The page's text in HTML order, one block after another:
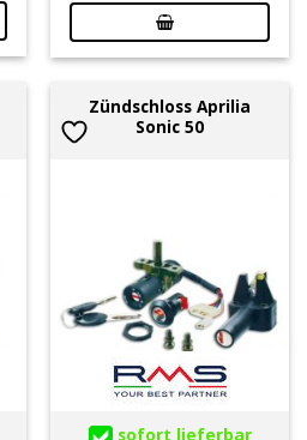
Zündschloss Aprilia
Sonic 50
sofort lieferbar